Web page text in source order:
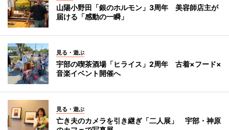
山陽小野田「銀のホルモン」3周年 美容師店主が
届ける「感動の一瞬」
見る・遊ぶ
宇部の喫茶酒場「ヒライス」2周年 古着×フード×
音楽イベント開催へ
見る・遊ぶ
亡き夫のカメラを引き継ぎ「二人展」 宇部・神原